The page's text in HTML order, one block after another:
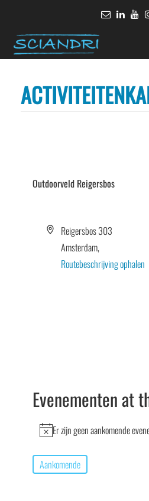
Outdoorveld Reigersbos
AdresReigersbos 303
Amsterdam,
Routebeschrijving ophalen
Evenementen at
Bericht
Er zijn geen aankomende
Aankomende